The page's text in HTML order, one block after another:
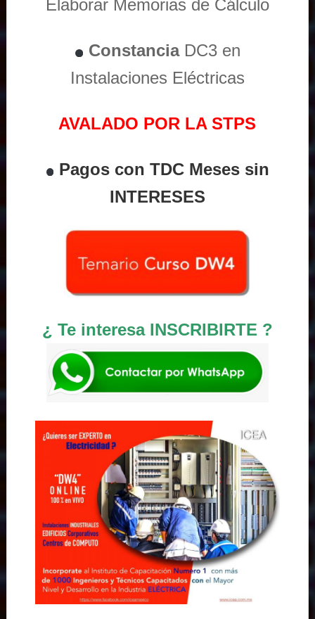
Elaborar Memorias de Cálculo
ConstanciaDC3 en
Instalaciones Eléctricas
AVALADO POR LA STPS
Pagos con TDC Meses sin
INTERESES
¿ Te interesa INSCRIBIRTE ?